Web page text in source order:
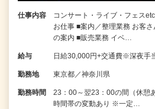
仕事内容
コンサート・ライブ・フェス
お仕事 ■案内／整理業務 お客
の案内 ■販売業務 イベ…
給与 日給30,000円+交通費※深夜手
勤務地 東京都／神奈川県
勤務時間
23：00～翌23：00の間（休憩
時間帯の変動あり ※一定…